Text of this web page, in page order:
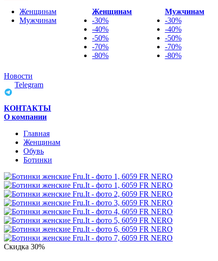
Женщинам
Мужчинам
Женщинам
-30%
-40%
-50%
-70%
-80%
Мужчинам
-30%
-40%
-50%
-70%
-80%
Новости
Telegram
КОНТАКТЫ
О компании
Главная
Женщинам
Обувь
Ботинки
Скидка 30%